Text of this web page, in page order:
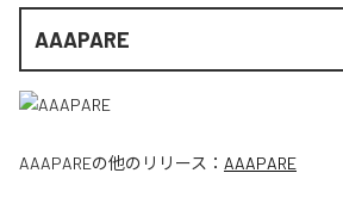
AAAPARE
AAAPAREの他のリリース： AAAPARE